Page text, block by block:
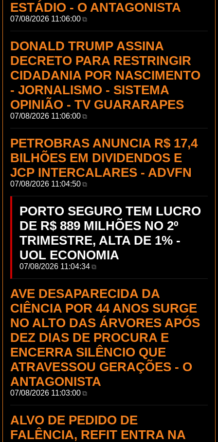
ESTÁDIO - O ANTAGONISTA
07/08/2026 11:06:00⧉
DONALD TRUMP ASSINA
DECRETO PARA RESTRINGIR
CIDADANIA POR NASCIMENTO
- JORNALISMO - SISTEMA
OPINIÃO - TV GUARARAPES
07/08/2026 11:06:00⧉
PETROBRAS ANUNCIA R$ 17,4
BILHÕES EM DIVIDENDOS E
JCP INTERCALARES - ADVFN
07/08/2026 11:04:50⧉
PORTO SEGURO TEM LUCRO
DE R$ 889 MILHÕES NO 2º
TRIMESTRE, ALTA DE 1% -
UOL ECONOMIA
07/08/2026 11:04:34⧉
AVE DESAPARECIDA DA
CIÊNCIA POR 44 ANOS SURGE
NO ALTO DAS ÁRVORES APÓS
DEZ DIAS DE PROCURA E
ENCERRA SILÊNCIO QUE
ATRAVESSOU GERAÇÕES - O
ANTAGONISTA
07/08/2026 11:03:00⧉
ALVO DE PEDIDO DE
FALÊNCIA, REFIT ENTRA NA